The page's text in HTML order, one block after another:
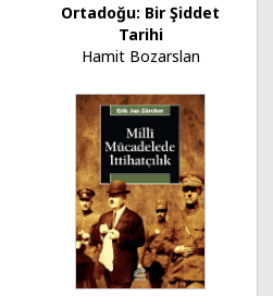
Ortadoğu: Bir Şiddet
Tarihi
Hamit Bozarslan